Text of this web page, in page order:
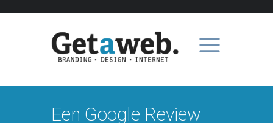
Een Google Review